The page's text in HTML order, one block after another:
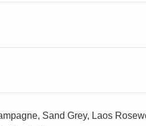
Sand Grey, Laos